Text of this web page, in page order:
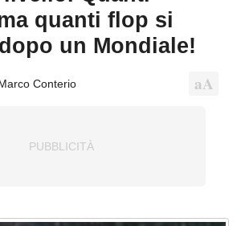
quanti flop si
un Mondiale!
Conterio